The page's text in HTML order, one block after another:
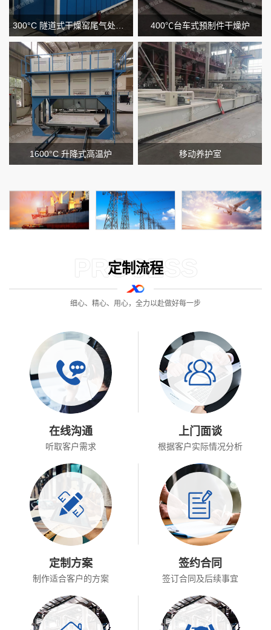
300°C 隧道式干燥窑尾气处理焚烧炉 400℃台车式预制件干燥炉
1600°C 升降式高温炉 移动养护室
PROCESS
定制流程
细心、精心、用心，全力以赴做好每一步
在线沟通
听取客户需求
上门面谈
根据客户实际情况分析
定制方案
制作适合客户的方案
签约合同
签订合同及后续事宜